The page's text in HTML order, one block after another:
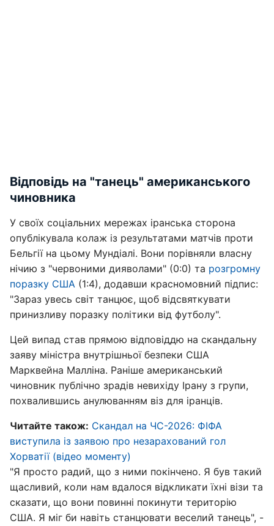
Відповідь на "танець" американського
чиновника
У своїх соціальних мережах іранська сторона
опублікувала колаж із результатами матчів проти
Бельгії на цьому Мундіалі. Вони порівняли власну
нічию з "червоними дияволами" (0:0) та розгромну
поразку США (1:4), додавши красномовний підпис:
"Зараз увесь світ танцює, щоб відсвяткувати
принизливу поразку політики від футболу".
Цей випад став прямою відповіддю на скандальну
заяву міністра внутрішньої безпеки США
Марквейна Малліна. Раніше американський
чиновник публічно зрадів невихіду Ірану з групи,
похвалившись анулюванням віз для іранців.
Читайте також: Скандал на ЧС-2026: ФІФА
виступила із заявою про незарахований гол
Хорватії (відео моменту)
"Я просто радий, що з ними покінчено. Я був такий
щасливий, коли нам вдалося відкликати їхні візи та
сказати, що вони повинні покинути територію
США. Я міг би навіть станцювати веселий танець", -